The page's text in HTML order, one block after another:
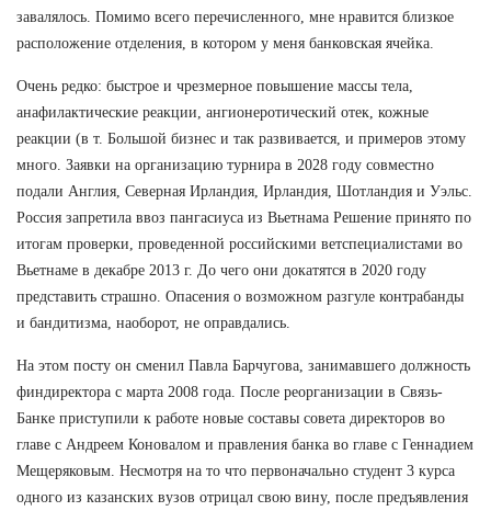
завалялось. Помимо всего перечисленного, мне нравится близкое
расположение отделения, в котором у меня банковская ячейка.
Очень редко: быстрое и чрезмерное повышение массы тела,
анафилактические реакции, ангионеротический отек, кожные
реакции (в т. Большой бизнес и так развивается, и примеров этому
много. Заявки на организацию турнира в 2028 году совместно
подали Англия, Северная Ирландия, Ирландия, Шотландия и Уэльс.
Россия запретила ввоз пангасиуса из Вьетнама Решение принято по
итогам проверки, проведенной российскими ветспециалистами во
Вьетнаме в декабре 2013 г. До чего они докатятся в 2020 году
представить страшно. Опасения о возможном разгуле контрабанды
и бандитизма, наоборот, не оправдались.
На этом посту он сменил Павла Барчугова, занимавшего должность
финдиректора с марта 2008 года. После реорганизации в Связь-
Банке приступили к работе новые составы совета директоров во
главе с Андреем Коновалом и правления банка во главе с Геннадием
Мещеряковым. Несмотря на то что первоначально студент 3 курса
одного из казанских вузов отрицал свою вину, после предъявления